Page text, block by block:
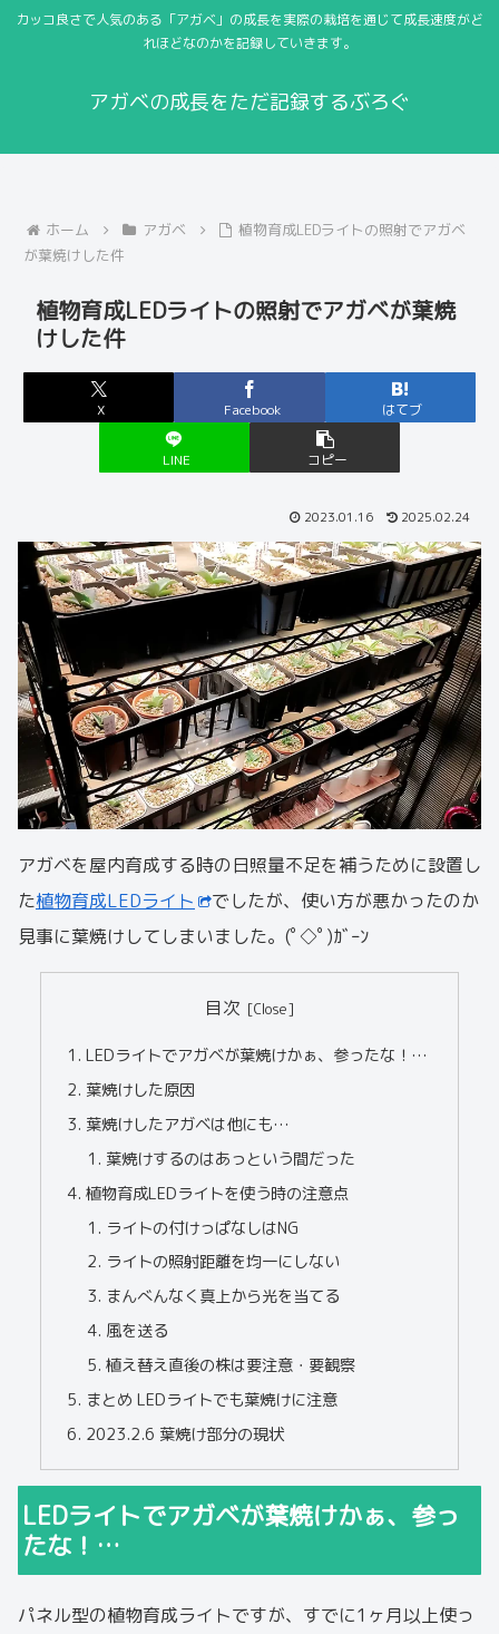
カッコ良さで人気のある「アガベ」の成長を実際の栽培を通じて成長速度がど
れほどなのかを記録していきます。
アガベの成長をただ記録するぶろぐ
ホーム アガベ
植物育成LEDライトの照射でアガベ
が葉焼けした件
植物育成LEDライトの照射でアガベが葉焼
けした件
X Facebook はてブ
LINE コピー
2023.01.16 2025.02.24
アガベを屋内育成する時の日照量不足を補うために設置し
た植物育成LEDライト
でしたが、使い方が悪かったのか
見事に葉焼けしてしまいました。(ﾟ◇ﾟ)ｶﾞｰﾝ
目次
LEDライトでアガベが葉焼けかぁ、参ったな！…
葉焼けした原因
葉焼けしたアガベは他にも…
葉焼けするのはあっという間だった
植物育成LEDライトを使う時の注意点
ライトの付けっぱなしはNG
ライトの照射距離を均一にしない
まんべんなく真上から光を当てる
風を送る
植え替え直後の株は要注意・要観察
まとめ LEDライトでも葉焼けに注意
2023.2.6 葉焼け部分の現状
LEDライトでアガベが葉焼けかぁ、参っ
たな！…
パネル型の植物育成ライトですが、すでに1ヶ月以上使っ